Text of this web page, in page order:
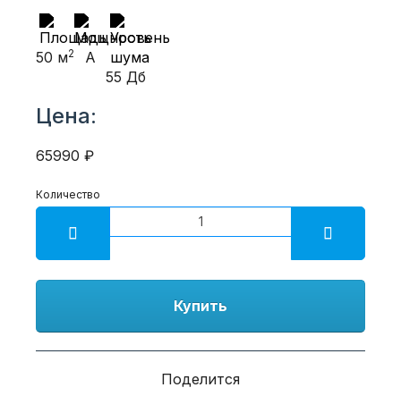
50 м2
A
55 Дб
Цена:
65990 ₽
Количество
Купить
Поделится